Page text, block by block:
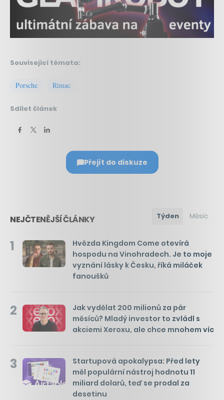
Související témata:
Porsche Rimac
Sdílet článek
Přejít do diskuze
NEJČTENĚJŠÍ ČLÁNKY Týden Měsíc
1
Hvězda Kingdom Come otevírá
hospodu na Vinohradech. Je to moje
vyznání lásky k Česku, říká miláček
fanoušků
2
Jak vydělat 200 milionů za pár
měsíců? Mladý investor to zvládl s
akciemi Xeroxu, ale chce mnohem víc
3
Startupová apokalypsa: Před lety
měl populární nástroj hodnotu 11
miliard dolarů, teď se prodal za
desetinu